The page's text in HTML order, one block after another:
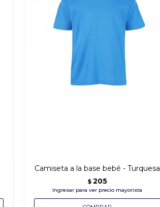
Camiseta a la base bebé - Turquesa
$ 205